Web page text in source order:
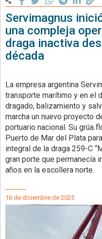
Servimagnus
una compleja
draga inactiva
década
La empresa argentina
transporte marítimo y en el
dragado, balizamiento y
marcha un nuevo proyecto
portuario nacional. Su grúa
Puerto de Mar del Plata
integral de la draga 259-C
gran porte que permanecía
años en la escollera norte.
16 de diciembre de 2025